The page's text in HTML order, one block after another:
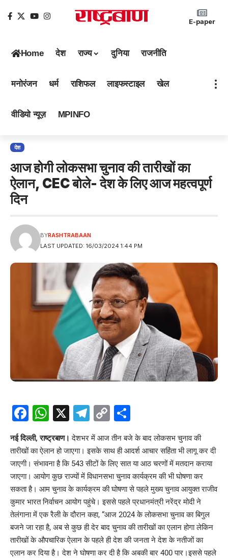
E-paper
Home देश राज्य दुनिया राजनीति
मनोरंजन धर्म राशिफल लाइफस्टाइल खेल
वीडियो न्यूज़ MPINFO
देश
आज होगी लोकसभा चुनाव की तारीखों का
ऐलान, CEC बोले- देश के लिए आज महत्वपूर्ण
दिन
LAST UPDATED: 16/03/2024 1:44 PM
BYRASHTRABAAN
Facebook
WhatsApp
X Telegram
Copy
Link
नई दिल्ली, राष्ट्रबाण। देशभर में आज तीन बजे के बाद लोकसभ चुनाव की
तारीखों का ऐलान हो जाएगा। इसके साथ ही आदर्श आचार सहिंता भी लागू कर दी
जाएगी। संभावना है कि 543 सीटों के लिए सात या आठ चरणों में मतदान कराया
जाएगा। आयोग कुछ राज्यों में विधानसभा चुनाव कार्यक्रम की भी घोषणा कर
सकता है। आम चुनाव के कार्यक्रम की घोषणा से पहले मुख्य चुनाव आयुक्त राजीव
कुमार भारत निर्वाचन आयोग पहुंचे। इससे पहले प्रधानमंत्री नरेंद्र मोदी ने
तेलंगाना में एक रैली के दौरान कहा, “आज 2024 के लोकसभा चुनाव का बिगुल
बजने जा रहा है, अब से कुछ ही देर बाद चुनाव की तारीखों का एलान होगा लेकिन
तारीखों के औपचारिक ऐलान के पहले ही देश की जनता ने देश के नतीजों का
एलान कर दिया है। देश ने घोषणा कर दी है कि अबकी बार 400 पार।इससे पहले